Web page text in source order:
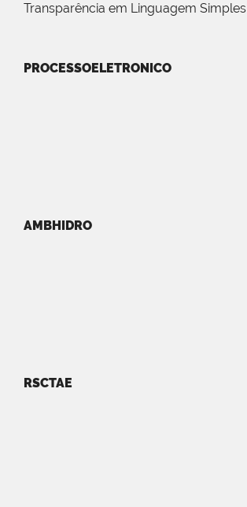
Transparência em Linguagem Simples
PROCESSOELETRONICO
AMBHIDRO
RSCTAE